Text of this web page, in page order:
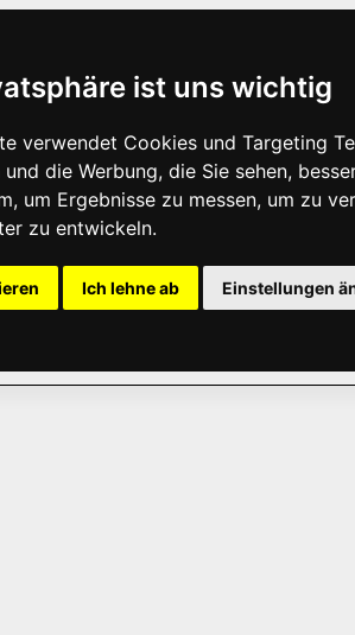
ist uns wichtig
verwendet Cookies und Targeting
die Werbung, die Sie sehen,
um Ergebnisse zu messen, um zu
zu entwickeln.
Ich lehne ab Einstellungen